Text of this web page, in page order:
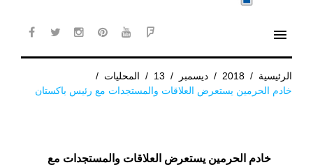
menu
الرئيسية /
2018
/ ديسمبر /
13
/ المحليات /
خادم الحرمين يستعرض العلاقات والمستجدات مع رئيس باكستان
خادم الحرمين يستعرض العلاقات والمستجدات مع